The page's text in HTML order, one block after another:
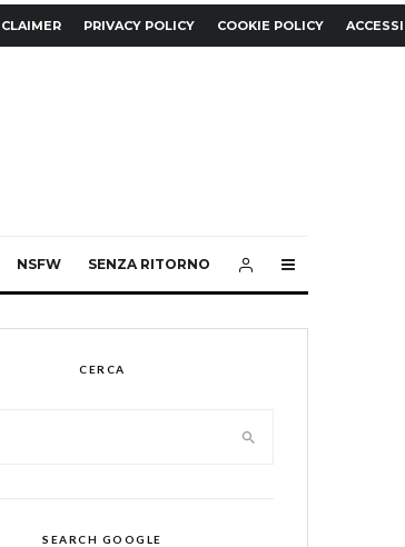
PRIVACY POLICY COOKIE POLICY
NSFW SENZA RITORNO
CERCA
SEARCH GOOGLE